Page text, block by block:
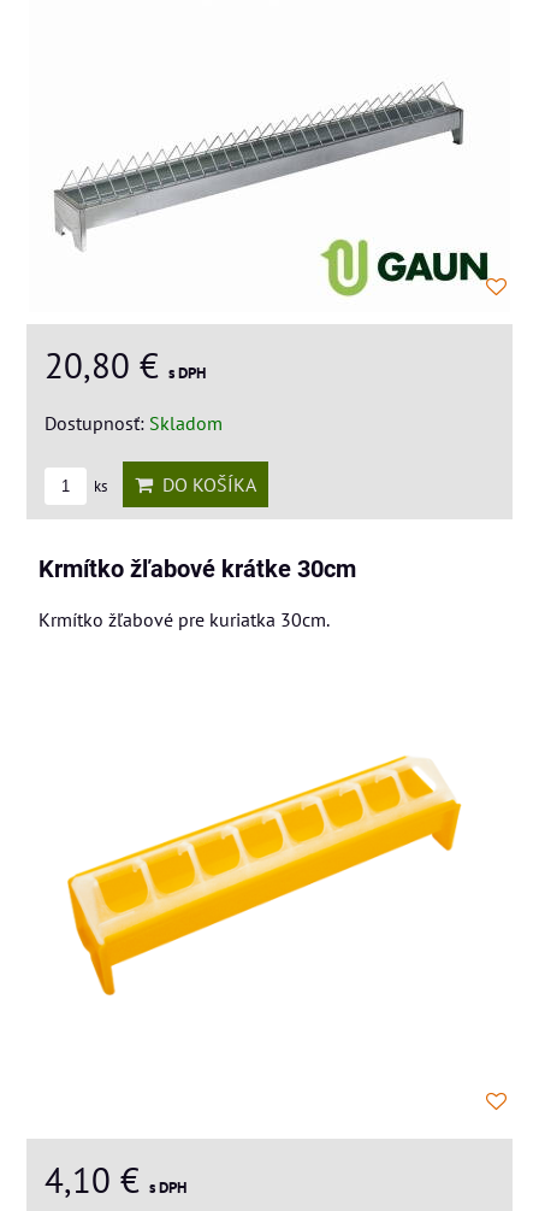
20,80 € s DPH
Dostupnosť: Skladom
ks DO KOŠÍKA
Krmítko žľabové krátke 30cm
Krmítko žľabové pre kuriatka 30cm.
4,10 € s DPH